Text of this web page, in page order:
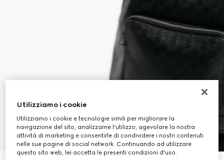
8
Utilizziamo i cookie
Utilizziamo i cookie e tecnologie simili per migliorare la
navigazione del sito, analizzarne l'utilizzo, agevolare la nostra
attività di marketing e consentirle di condividere i nostri contenuti
nelle sue pagine di social network. Continuando ad utilizzare
questo sito web, lei accetta le presenti condizioni d'uso.